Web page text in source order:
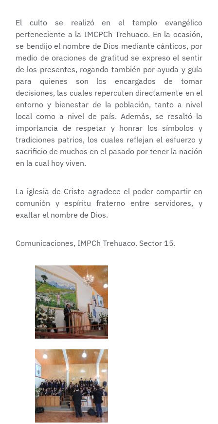
El culto se realizó en el templo evangélico
perteneciente a la IMCPCh Trehuaco. En la ocasión,
se bendijo el nombre de Dios mediante cánticos, por
medio de oraciones de gratitud se expreso el sentir
de los presentes, rogando también por ayuda y guía
para quienes son los encargados de tomar
decisiones, las cuales repercuten directamente en el
entorno y bienestar de la población, tanto a nivel
local como a nivel de país. Además, se resaltó la
importancia de respetar y honrar los símbolos y
tradiciones patrios, los cuales reflejan el esfuerzo y
sacrificio de muchos en el pasado por tener la nación
en la cual hoy viven.
La iglesia de Cristo agradece el poder compartir en
comunión y espíritu fraterno entre servidores, y
exaltar el nombre de Dios.
Comunicaciones, IMPCh Trehuaco. Sector 15.